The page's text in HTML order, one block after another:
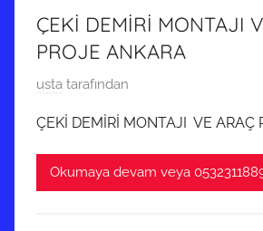
ÇEKİ DEMİRİ MONTAJI
PROJE ANKARA
3
u
b
usta tarafından
ÇEKİ DEMİRİ MONTAJI VE ARAÇ
Okumaya devam veya